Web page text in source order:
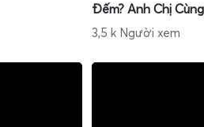
Đếm? Anh Chị
3,5 k Người xem